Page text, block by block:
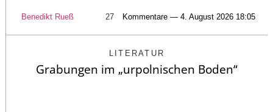
Benedikt Rueß 27 Kommentare — 4. August 2026 18:05
LITERATUR
Grabungen im „urpolnischen Boden“